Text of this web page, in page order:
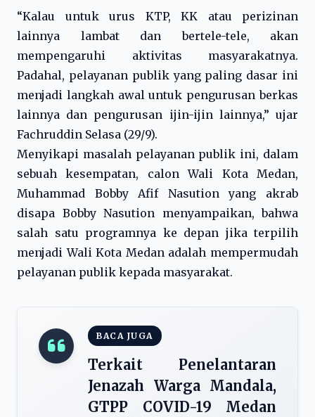
“Kalau untuk urus KTP, KK atau perizinan
lainnya lambat dan bertele-tele, akan
mempengaruhi aktivitas masyarakatnya.
Padahal, pelayanan publik yang paling dasar ini
menjadi langkah awal untuk pengurusan berkas
lainnya dan pengurusan ijin-ijin lainnya,” ujar
Fachruddin Selasa (29/9).
Menyikapi masalah pelayanan publik ini, dalam
sebuah kesempatan, calon Wali Kota Medan,
Muhammad Bobby Afif Nasution yang akrab
disapa Bobby Nasution menyampaikan, bahwa
salah satu programnya ke depan jika terpilih
menjadi Wali Kota Medan adalah mempermudah
pelayanan publik kepada masyarakat.
BACA JUGA
Terkait Penelantaran
Jenazah Warga Mandala,
GTPP COVID-19 Medan